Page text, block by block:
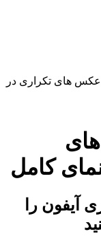
های تکراری در
کامل
آیفون را